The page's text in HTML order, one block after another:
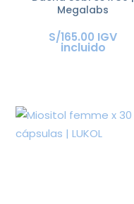
Megalabs
S/165.00 IGV
incluido